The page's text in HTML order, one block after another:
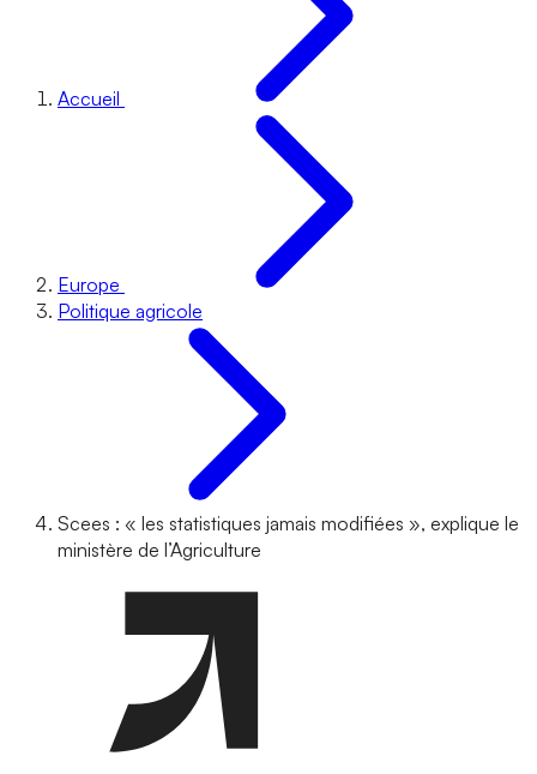
Accueil
Europe
Politique agricole
Scees : « les statistiques jamais modifiées », explique le
ministère de l’Agriculture